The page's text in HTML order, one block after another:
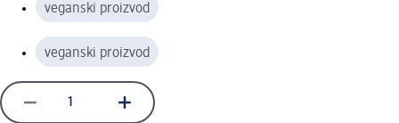
veganski proizvod
veganski proizvod